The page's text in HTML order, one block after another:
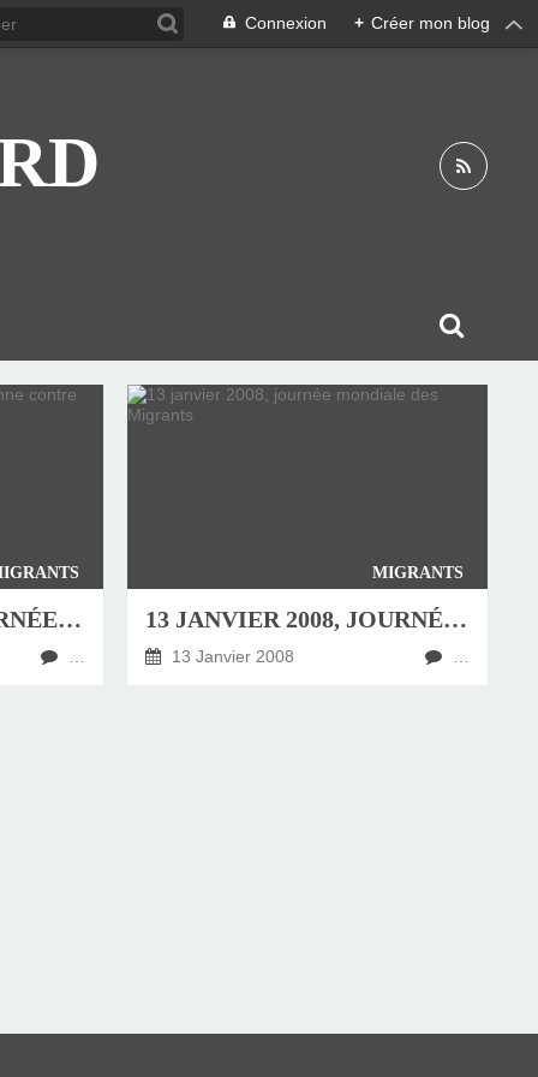
Connexion + Créer mon blog
LE 19 JANVIER, JOURNÉE EUROPÉENNE CONTRE L'ENFERMEMENT DES "SANS PAPIERS"
MIGRANTS
13 JANVIER 2008, JOURNÉE MONDIALE DES MIGRANTS
13 Janvier 2008